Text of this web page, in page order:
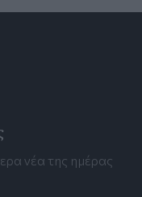
νέα της ημέρας